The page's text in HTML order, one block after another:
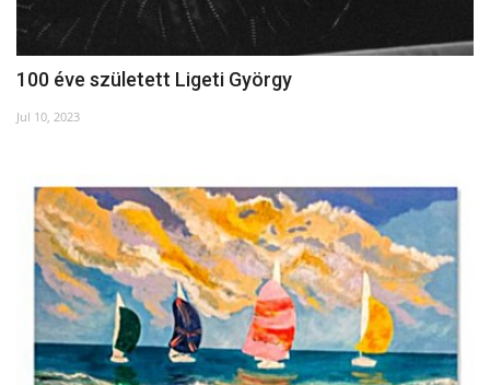
100 éve született Ligeti György
Jul 10, 2023